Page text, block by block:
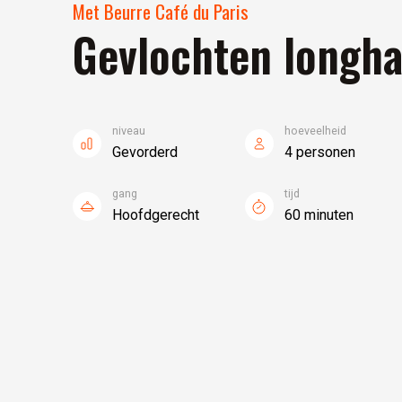
Met Beurre Café du Paris
Gevlochten
niveau
Gevorderd
hoeveelheid
4 personen
gang
Hoofdgerecht
tijd
60 minuten